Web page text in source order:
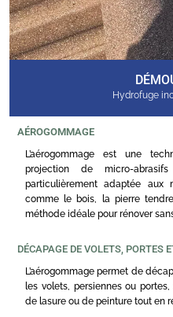
Hydrofuge
AÉROGOMMAGE
L’aérogommage est une
projection de micro-
particulièrement adaptée aux
comme le bois, la pierre
méthode idéale pour rénover
DÉCAPAGE DE VOLETS, PORTES
L’aérogommage permet de
les volets, persiennes ou
de lasure ou de peinture tout en